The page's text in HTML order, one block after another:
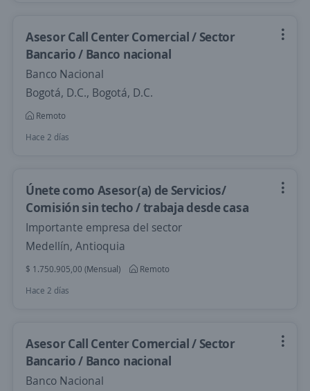
Asesor Call Center Comercial / Sector
Bancario / Banco nacional
Banco Nacional
Bogotá, D.C., Bogotá, D.C.
Remoto
Hace 2 días
Únete como Asesor(a) de Servicios/
Comisión sin techo / trabaja desde casa
Importante empresa del sector
Medellín, Antioquia
$ 1.750.905,00 (Mensual)
Remoto
Hace 2 días
Asesor Call Center Comercial / Sector
Bancario / Banco nacional
Banco Nacional